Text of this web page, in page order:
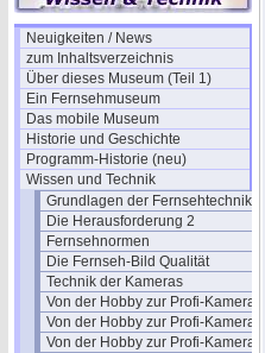
Neuigkeiten / News
zum Inhaltsverzeichnis
Über dieses Museum (Teil 1)
Ein Fernsehmuseum
Das mobile Museum
Historie und Geschichte
Programm-Historie (neu)
Wissen und Technik
Grundlagen der Fernsehtechnik
Die Herausforderung 2
Fernsehnormen
Die Fernseh-Bild Qualität
Technik der Kameras
Von der Hobby zur Profi-Kamera I
Von der Hobby zur Profi-Kamera Ia
Von der Hobby zur Profi-Kamera II